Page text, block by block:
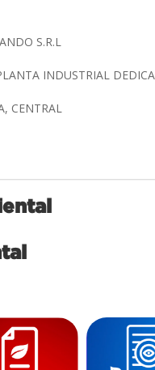
S.R.L
INDUSTRIAL
CENTRAL